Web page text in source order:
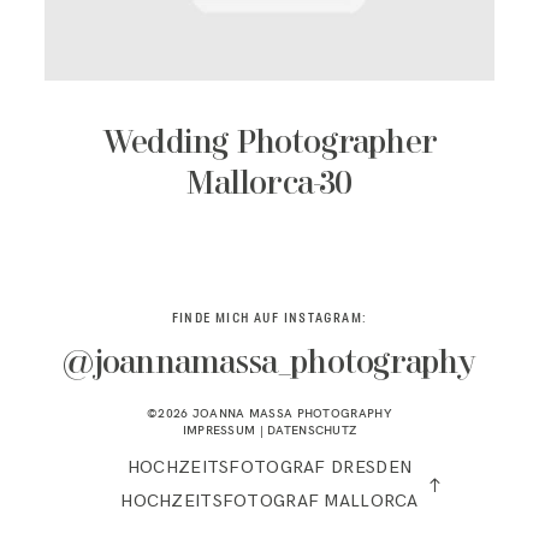
Wedding Photographer
Mallorca-30
FINDE MICH AUF INSTAGRAM:
@joannamassa_photography
©2026 JOANNA MASSA PHOTOGRAPHY
IMPRESSUM | DATENSCHUTZ
HOCHZEITSFOTOGRAF DRESDEN
HOCHZEITSFOTOGRAF MALLORCA